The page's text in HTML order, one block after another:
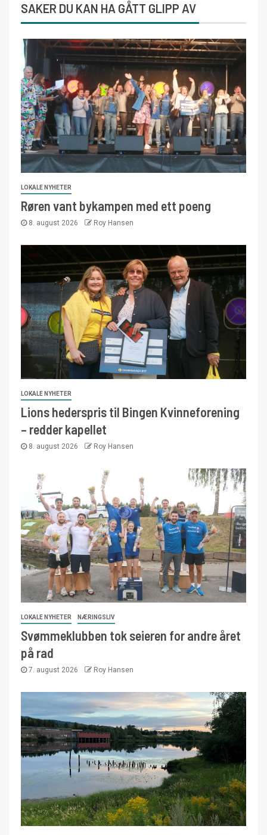
SAKER DU KAN HA GÅTT GLIPP AV
LOKALE NYHETER
Røren vant bykampen med ett poeng
8. august 2026 Roy Hansen
LOKALE NYHETER
Lions hederspris til Bingen Kvinneforening
– redder kapellet
8. august 2026 Roy Hansen
LOKALE NYHETER NÆRINGSLIV
Svømmeklubben tok seieren for andre året
på rad
7. august 2026 Roy Hansen